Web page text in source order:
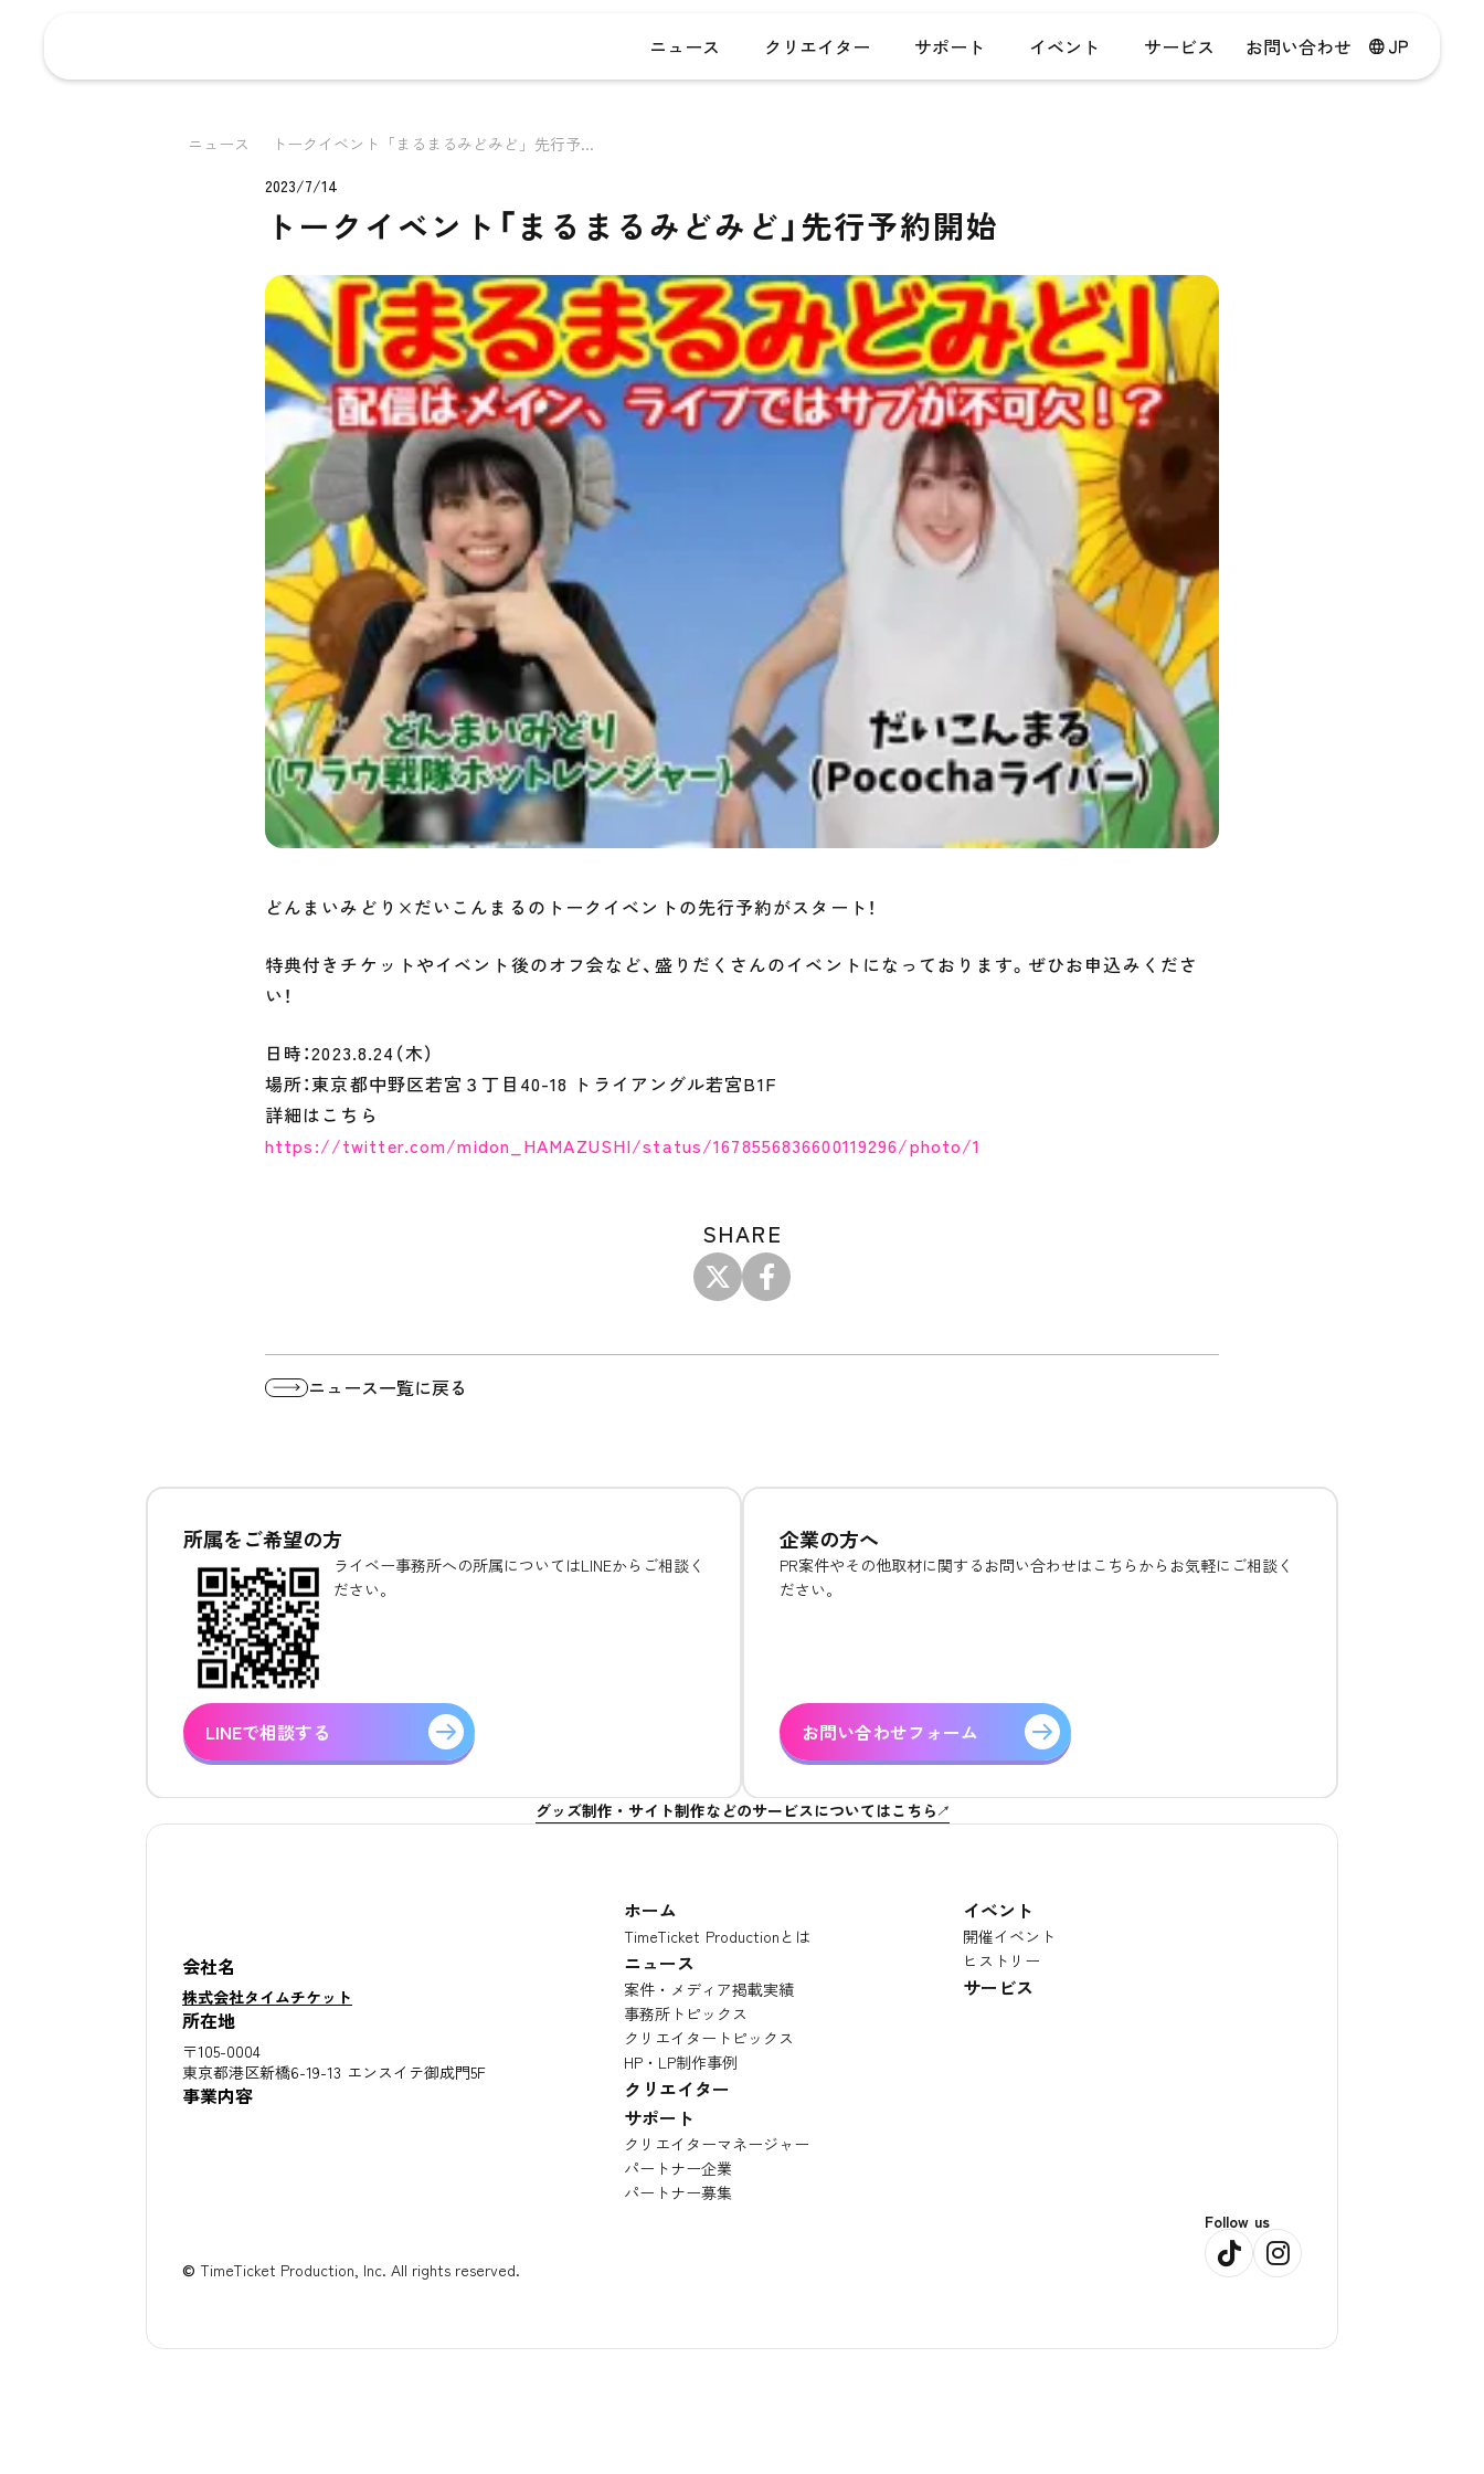
ニュース
トークイベント「まるまるみどみど」先行予...
2023/7/14
トークイベント「まるまるみどみど」先行予約開始
どんまいみどり×だいこんまるのトークイベントの先行予約がスタート！
特典付きチケットやイベント後のオフ会など、盛りだくさんのイベントになっております。ぜひお申込みくださ
い！
日時：2023.8.24（木）
場所：東京都中野区若宮３丁目40-18 トライアングル若宮B1F
詳細はこちら
https://twitter.com/midon_HAMAZUSHI/status/1678556836600119296/photo/1
SHARE
ニュース一覧に戻る
ニュース
HP・LP制作事例 arrow_forward
クリエイター サポート イベント サービス お問い合わせ
所属をご希望の方
ライベー事務所への所属についてはLINEからご相談く
ださい。
LINEで相談する
企業の方へ
PR案件やその他取材に関するお問い合わせはこちらからお気軽にご相談く
ださい。
お問い合わせフォーム
グッズ制作・サイト制作などのサービスについてはこちら
会社名
株式会社タイムチケット
所在地
〒105-0004
東京都港区新橋6-19-13 エンスイテ御成門5F
事業内容
ホーム
TimeTicket Productionとは
ニュース
案件・メディア掲載実績
事務所トピックス
クリエイタートピックス
HP・LP制作事例
クリエイター
サポート
クリエイターマネージャー
パートナー企業
パートナー募集
イベント
開催イベント
ヒストリー
サービス
© TimeTicket Production, Inc. All rights reserved.
Follow us